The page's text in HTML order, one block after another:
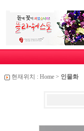
현재위치 : Home> 인물화